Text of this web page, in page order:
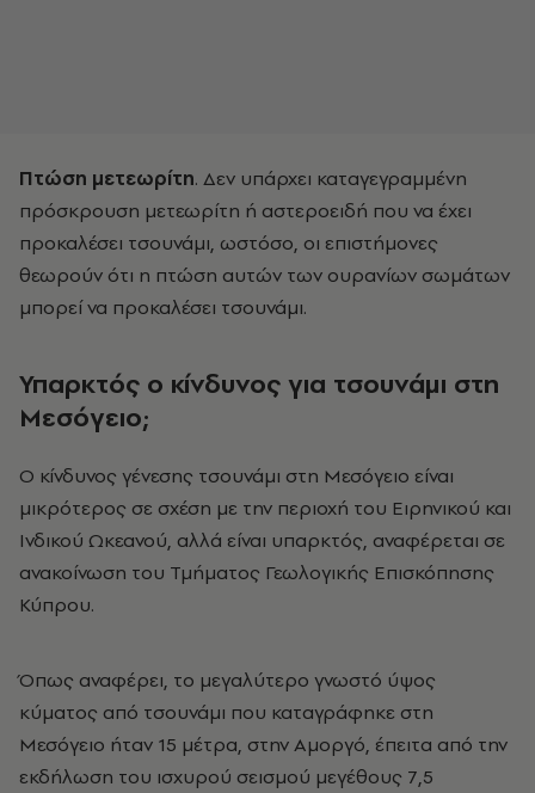
Πτώση μετεωρίτη. Δεν υπάρχει καταγεγραμμένη
πρόσκρουση μετεωρίτη ή αστεροειδή που να έχει
προκαλέσει τσουνάμι, ωστόσο, οι επιστήμονες
θεωρούν ότι η πτώση αυτών των ουρανίων σωμάτων
μπορεί να προκαλέσει τσουνάμι.
Υπαρκτός ο κίνδυνος για τσουνάμι στη
Μεσόγειο;
Ο κίνδυνος γένεσης τσουνάμι στη Μεσόγειο είναι
μικρότερος σε σχέση με την περιοχή του Ειρηνικού και
Ινδικού Ωκεανού, αλλά είναι υπαρκτός, αναφέρεται σε
ανακοίνωση του Τμήματος Γεωλογικής Επισκόπησης
Κύπρου.
Όπως αναφέρει, τo μεγαλύτερο γνωστό ύψος
κύματος από τσουνάμι που καταγράφηκε στη
Μεσόγειο ήταν 15 μέτρα, στην Αμοργό, έπειτα από την
εκδήλωση του ισχυρού σεισμού μεγέθους 7,5